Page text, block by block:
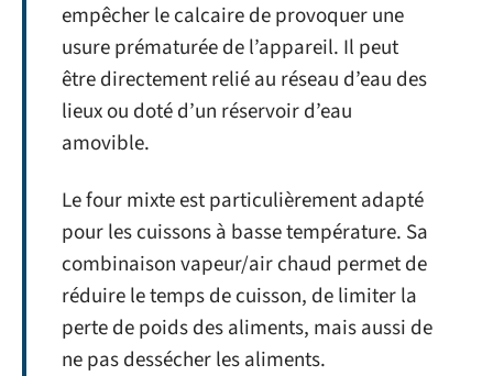
empêcher le calcaire de provoquer une
usure prématurée de l’appareil. Il peut
être directement relié au réseau d’eau des
lieux ou doté d’un réservoir d’eau
amovible.
Le four mixte est particulièrement adapté
pour les cuissons à basse température. Sa
combinaison vapeur/air chaud permet de
réduire le temps de cuisson, de limiter la
perte de poids des aliments, mais aussi de
ne pas dessécher les aliments.